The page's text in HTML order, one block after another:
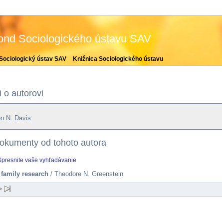
ústav SAV Knižnica Sociologického ústavu
Sociologického ústavu SAV
o autorovi
N. Davis
od tohoto autora
vaše vyhľadávanie
research / Theodore N. Greenstein